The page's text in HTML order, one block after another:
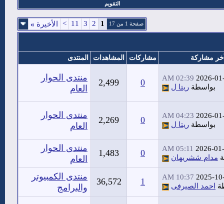
التقويم
صفحة 1 من 17 1
2
3
11
> الأخيرة »
مشاركة مشاركات المشاهدات المنتدى
2026-
02:39 AM
بواسطة ريتا ل 0
2,499
منتدى الحوار
العام
2026-
04:23 AM
بواسطة ريتا ل 0
2,269
منتدى الحوار
العام
2026-
05:11 AM
مدام ششريهان 0
1,483
منتدى الحوار
العام
2025-
10:37 AM
احمد الصيرفى 1
36,572
منتدى الكمبيوتر
والبرامج